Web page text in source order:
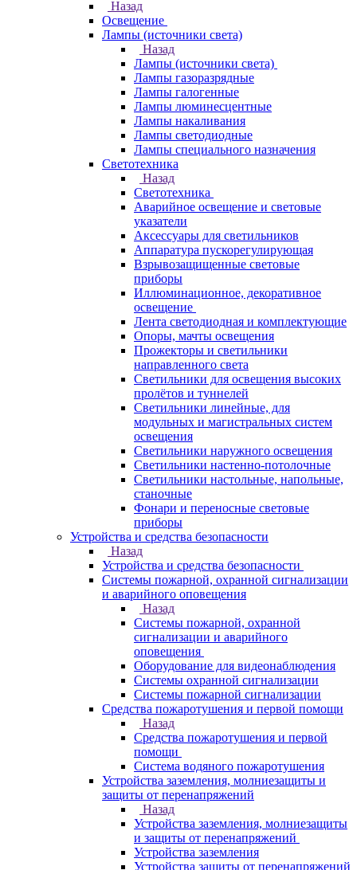
Назад
Освещение
Лампы (источники света)
Назад
Лампы (источники света)
Лампы газоразрядные
Лампы галогенные
Лампы люминесцентные
Лампы накаливания
Лампы светодиодные
Лампы специального назначения
Светотехника
Назад
Светотехника
Аварийное освещение и световые
указатели
Аксессуары для светильников
Аппаратура пускорегулирующая
Взрывозащищенные световые
приборы
Иллюминационное, декоративное
освещение
Лента светодиодная и комплектующие
Опоры, мачты освещения
Прожекторы и светильники
направленного света
Светильники для освещения высоких
пролётов и туннелей
Светильники линейные, для
модульных и магистральных систем
освещения
Светильники наружного освещения
Светильники настенно-потолочные
Светильники настольные, напольные,
станочные
Фонари и переносные световые
приборы
Устройства и средства безопасности
Назад
Устройства и средства безопасности
Системы пожарной, охранной сигнализации
и аварийного оповещения
Назад
Системы пожарной, охранной
сигнализации и аварийного
оповещения
Оборудование для видеонаблюдения
Системы охранной сигнализации
Системы пожарной сигнализации
Средства пожаротушения и первой помощи
Назад
Средства пожаротушения и первой
помощи
Система водяного пожаротушения
Устройства заземления, молниезащиты и
защиты от перенапряжений
Назад
Устройства заземления, молниезащиты
и защиты от перенапряжений
Устройства заземления
Устройства защиты от перенапряжений